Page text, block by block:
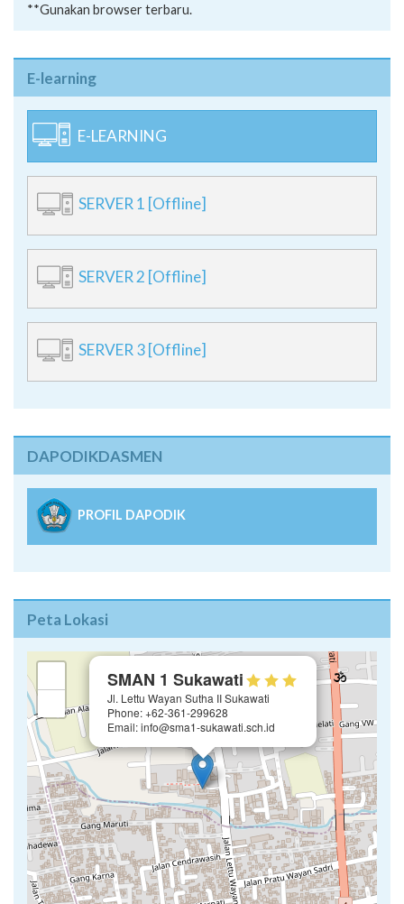
**Gunakan browser terbaru.
E-learning
E-LEARNING
SERVER 1 [Offline]
SERVER 2 [Offline]
SERVER 3 [Offline]
DAPODIKDASMEN
PROFIL DAPODIK
Peta Lokasi
SMAN 1 Sukawati
Jl. Lettu Wayan Sutha II Sukawati
Phone: +62-361-299628
Email: info@sma1-sukawati.sch.id